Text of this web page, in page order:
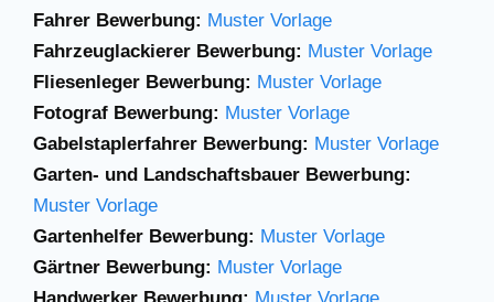
Fahrer Bewerbung: Muster Vorlage
Fahrzeuglackierer Bewerbung: Muster Vorlage
Fliesenleger Bewerbung: Muster Vorlage
Fotograf Bewerbung: Muster Vorlage
Gabelstaplerfahrer Bewerbung: Muster Vorlage
Garten- und Landschaftsbauer Bewerbung:
Muster Vorlage
Gartenhelfer Bewerbung: Muster Vorlage
Gärtner Bewerbung: Muster Vorlage
Handwerker Bewerbung: Muster Vorlage